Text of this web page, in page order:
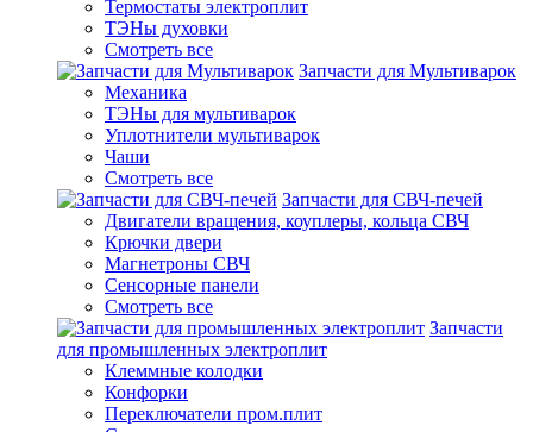
Термостаты электроплит
ТЭНы духовки
Смотреть все
Запчасти для Мультиварок
Механика
ТЭНы для мультиварок
Уплотнители мультиварок
Чаши
Смотреть все
Запчасти для СВЧ-печей
Двигатели вращения, коуплеры, кольца СВЧ
Крючки двери
Магнетроны СВЧ
Сенсорные панели
Смотреть все
Запчасти
для промышленных электроплит
Клеммные колодки
Конфорки
Переключатели пром.плит